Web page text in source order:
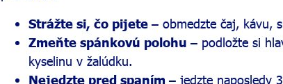
Strážte si, čo pijete – obmedzte čaj, kávu,
Zmeňte spánkovú polohu – podložte si
kyselinu v žalúdku.
Nejedzte pred spaním – jedzte naposledy